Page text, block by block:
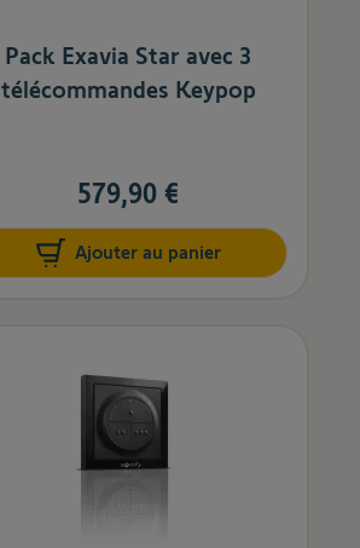
Pack Exavia Star avec 3
télécommandes Keypop
579,90 €
Ajouter au panier